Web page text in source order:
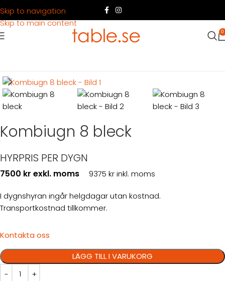
Skip to navigation
Skip to main content
0
Köksutrustning Tillagning
Kombiugn 8 bleck
HYRPRIS PER DYGN
7500 kr exkl. moms 9375 kr inkl. moms
I dygnshyran ingår helgdagar utan kostnad.
Transportkostnad tillkommer.
Kontakta oss
LÄGG TILL I VARUKORG